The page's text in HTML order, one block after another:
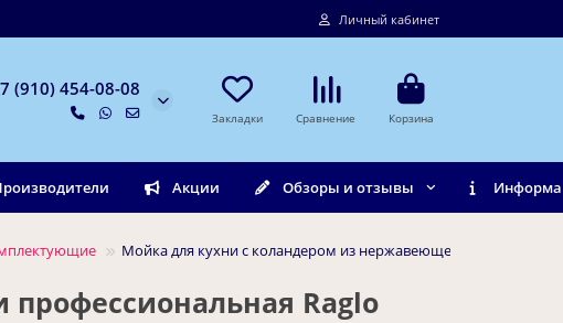
Личный кабинет
(910) 454-08-08
Закладки Сравнение Корзина
Акции Обзоры и отзывы
Мойка для кухни с коландером из нержавеющей стали
Raglo